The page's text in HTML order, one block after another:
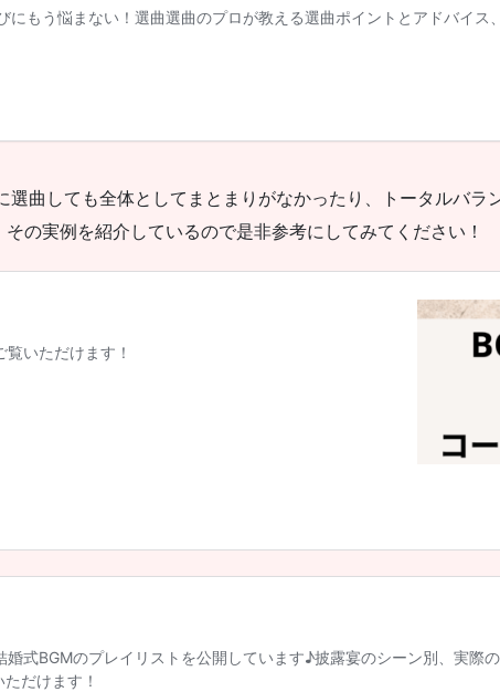
曲しても全体としてまとまりがなかったり、トータルバラ
の実例を紹介しているので是非参考にしてみてください！